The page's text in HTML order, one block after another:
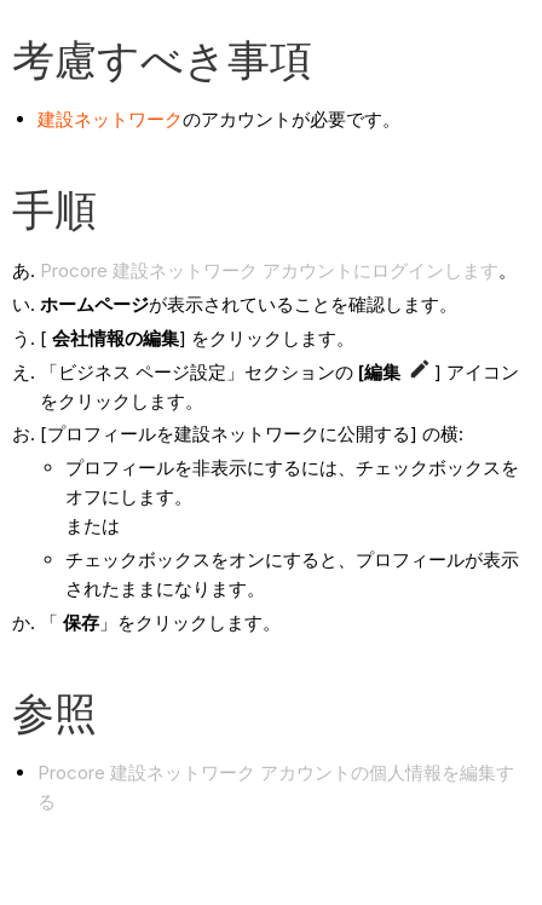
考慮すべき事項
建設ネットワークのアカウントが必要です。
手順
Procore 建設ネットワーク アカウントにログインします。
ホームページが表示されていることを確認します。
[ 会社情報の編集] をクリックします。
「ビジネス ページ設定」セクションの [編集
] アイコン
をクリックします。
[プロフィールを建設ネットワークに公開する] の横:
プロフィールを非表示にするには、チェックボックスを
オフにします。
または
チェックボックスをオンにすると、プロフィールが表示
されたままになります。
「 保存」をクリックします。
参照
Procore 建設ネットワーク アカウントの個人情報を編集す
る